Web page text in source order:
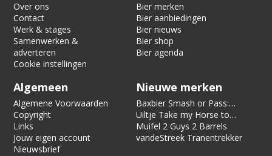
Over ons
Contact
Werk & stages
Samenwerken &
adverteren
Cookie instellingen
Bier merken
Bier aanbiedingen
Bier nieuws
Bier shop
Bier agenda
Algemeen
Algemene Voorwaarden
Copyright
Links
Jouw eigen account
Nieuwsbrief
Nieuwe merken
Baxbier Smash or Pass:
Strata
Uiltje Take my Horse to
the Hotel Room
Muifel 2 Guys 2 Barrels
vandeStreek Tranentrekker